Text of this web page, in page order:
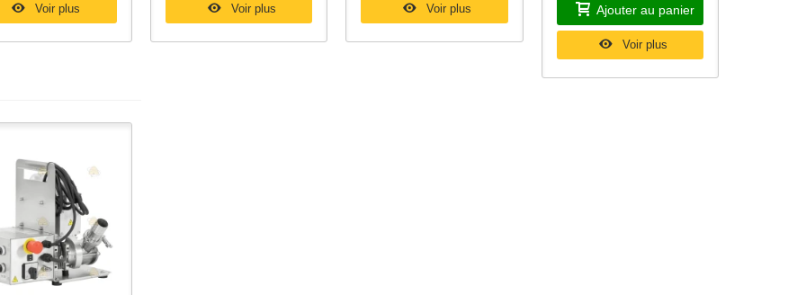
Voir plus Voir plus Voir plus Ajouter au panier
Voir plus